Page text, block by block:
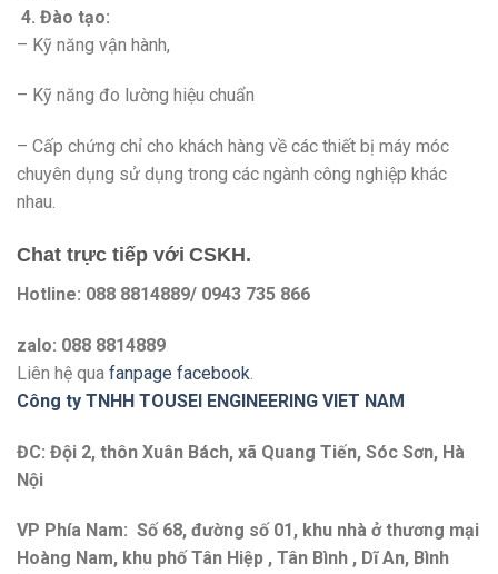
4. Đào tạo:
– Kỹ năng vận hành,
– Kỹ năng đo lường hiệu chuẩn
– Cấp chứng chỉ cho khách hàng về các thiết bị máy móc
chuyên dụng sử dụng trong các ngành công nghiệp khác
nhau.
Chat trực tiếp với CSKH.
Hotline: 088 8814889/ 0943 735 866
zalo: 088 8814889
Liên hệ qua fanpage facebook
Công ty TNHH TOUSEI ENGINEERING VIET NAM
ĐC: Đội 2, thôn Xuân Bách, xã Quang Tiến, Sóc Sơn, Hà
Nội
VP Phía Nam: Số 68, đường số 01, khu nhà ở thương mại
Hoàng Nam, khu phố Tân Hiệp , Tân Bình , Dĩ An, Bình